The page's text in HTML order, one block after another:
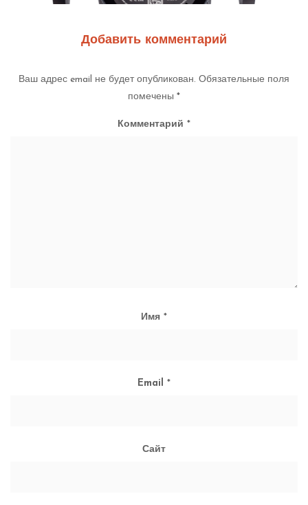
Добавить комментарий
Ваш адрес email не будет опубликован. Обязательные поля
помечены *
Комментарий *
Имя *
Email *
Сайт